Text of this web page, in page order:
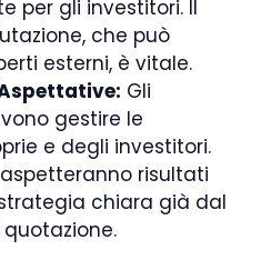
per gli investitori. Il
che può
esterni, è vitale.
Gli
gestire le
e degli investitori.
risultati
chiara già dal